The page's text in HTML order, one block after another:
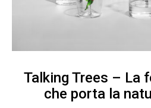
Talking Trees – La
che porta la